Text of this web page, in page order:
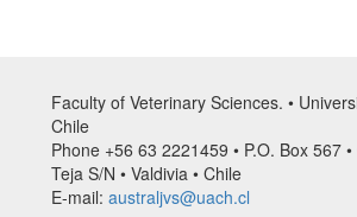
Faculty of Veterinary Sciences. •
Chile
Phone +56 63 2221459 • P.O. Box 567
Teja S/N • Valdivia • Chile
E-mail: australjvs@uach.cl